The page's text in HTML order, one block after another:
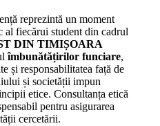
reprezintă un moment
al fiecărui student din cadrul
DIN TIMIȘOARA
îmbunătățirilor funciare,
și responsabilitatea față de
și societății impun
etice. Consultanța etică
pentru asigurarea
cercetării.